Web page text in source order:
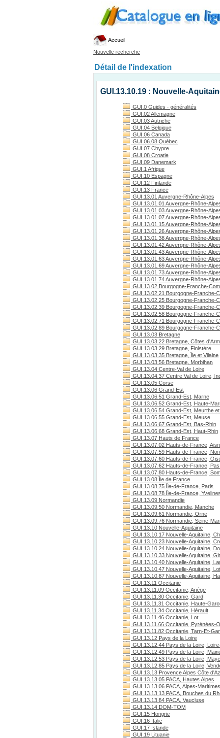
Accueil
Nouvelle recherche
Détail de l'indexation
GUI.13.10.19 : Nouvelle-
GUI.0 Guides - généralités
GUI.02 Allemagne
GUI.03 Autriche
GUI.04 Belgique
GUI.06 Canada
GUI.06.08 Québec
GUI.07 Chypre
GUI.08 Croatie
GUI.09 Danemark
GUI.1 Afrique
GUI.10 Espagne
GUI.12 Finlande
GUI.13 France
GUI.13.01 Auvergne-Rhône-Alpes
GUI.13.01.01 Auvergne-Rhône-
GUI.13.01.03 Auvergne-Rhône-
GUI.13.01.07 Auvergne-Rhône-
GUI.13.01.15 Auvergne-Rhône-
GUI.13.01.26 Auvergne-Rhône-
GUI.13.01.38 Auvergne-Rhône-
GUI.13.01.42 Auvergne-Rhône-
GUI.13.01.43 Auvergne-Rhône-
GUI.13.01.63 Auvergne-Rhône-
GUI.13.01.69 Auvergne-Rhône-
GUI.13.01.73 Auvergne-Rhône-
GUI.13.01.74 Auvergne-Rhône-
GUI.13.02 Bourgogne-Franche-
GUI.13.02.21 Bourgogne-Franche-
GUI.13.02.25 Bourgogne-Franche-
GUI.13.02.39 Bourgogne-Franche-
GUI.13.02.58 Bourgogne-Franche-
GUI.13.02.71 Bourgogne-Franche-
GUI.13.02.89 Bourgogne-Franche-
GUI.13.03 Bretagne
GUI.13.03.22 Bretagne, Côtes
GUI.13.03.29 Bretagne, Finistère
GUI.13.03.35 Bretagne, Île et Vilaine
GUI.13.03.56 Bretagne, Morbihan
GUI.13.04 Centre-Val de Loire
GUI.13.04.37 Centre Val de Loire,
GUI.13.05 Corse
GUI.13.06 Grand-Est
GUI.13.06.51 Grand-Est, Marne
GUI.13.06.52 Grand-Est, Haute-
GUI.13.06.54 Grand-Est, Meurthe
GUI.13.06.55 Grand-Est, Meuse
GUI.13.06.67 Grand-Est, Bas-Rhin
GUI.13.06.68 Grand-Est, Haut-Rhin
GUI.13.07 Hauts de France
GUI.13.07.02 Hauts-de-France,
GUI.13.07.59 Hauts-de-France,
GUI.13.07.60 Hauts-de-France,
GUI.13.07.62 Hauts-de-France,
GUI.13.07.80 Hauts-de-France,
GUI.13.08 Île de France
GUI.13.08.75 Île-de-France, Paris
GUI.13.08.78 Île-de-France,
GUI.13.09 Normandie
GUI.13.09.50 Normandie, Manche
GUI.13.09.61 Normandie, Orne
GUI.13.09.76 Normandie, Seine-
GUI.13.10 Nouvelle-Aquitaine
GUI.13.10.17 Nouvelle-Aquitaine,
GUI.13.10.23 Nouvelle-Aquitaine,
GUI.13.10.24 Nouvelle-Aquitaine,
GUI.13.10.33 Nouvelle-Aquitaine,
GUI.13.10.40 Nouvelle-Aquitaine,
GUI.13.10.47 Nouvelle-Aquitaine,
GUI.13.10.87 Nouvelle-Aquitaine,
GUI.13.11 Occitanie
GUI.13.11.09 Occitanie, Ariège
GUI.13.11.30 Occitanie, Gard
GUI.13.11.31 Occitanie, Haute-
GUI.13.11.34 Occitanie, Hérault
GUI.13.11.46 Occitanie, Lot
GUI.13.11.66 Occitanie, Pyrénées-
GUI.13.11.82 Occitanie, Tarn-Et-
GUI.13.12 Pays de la Loire
GUI.13.12.44 Pays de la Loire,
GUI.13.12.49 Pays de la Loire,
GUI.13.12.53 Pays de la Loire,
GUI.13.12.85 Pays de la Loire,
GUI.13.13 Provence Alpes Côte
GUI.13.13.05 PACA, Hautes Alpes
GUI.13.13.06 PACA, Alpes-Maritimes
GUI.13.13.13 PACA, Bouches du
GUI.13.13.84 PACA, Vaucluse
GUI.13.14 DOM-TOM
GUI.15 Hongrie
GUI.16 Italie
GUI.17 Islande
GUI.19 Lituanie